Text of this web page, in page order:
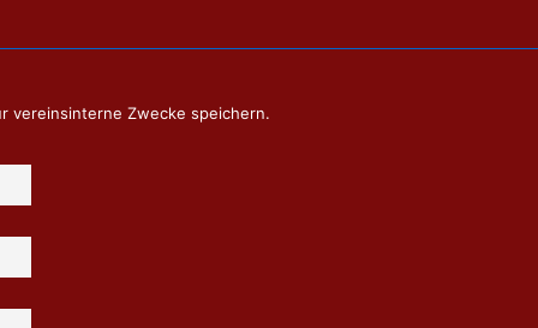
vereinsinterne Zwecke speichern.